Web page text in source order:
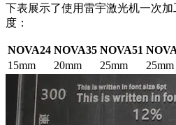
下表展示了使用雷宇激光机一次
度：
NOVA24 NOVA35 NOVA51
15mm
20mm 25mm 25mm